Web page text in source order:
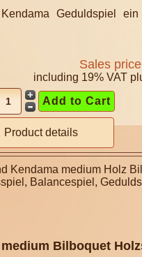
Geduldspiel
Sales
including 19% VAT
Product details
Bilboquet